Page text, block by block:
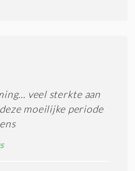
veel sterkte aan
moeilijke periode